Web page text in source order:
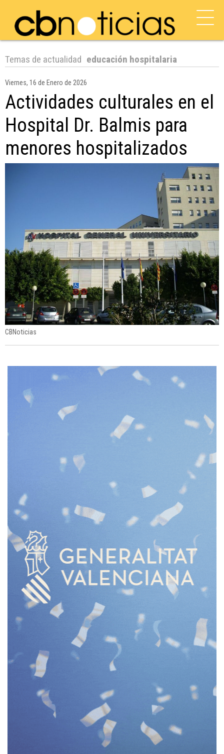
Temas de actualidad educación hospitalaria
Viernes, 16 de Enero de 2026
Actividades culturales en el
Hospital Dr. Balmis para
menores hospitalizados
CBNoticias